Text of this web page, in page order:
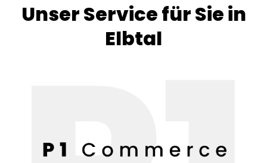
Unser Service für Sie in
Elbtal